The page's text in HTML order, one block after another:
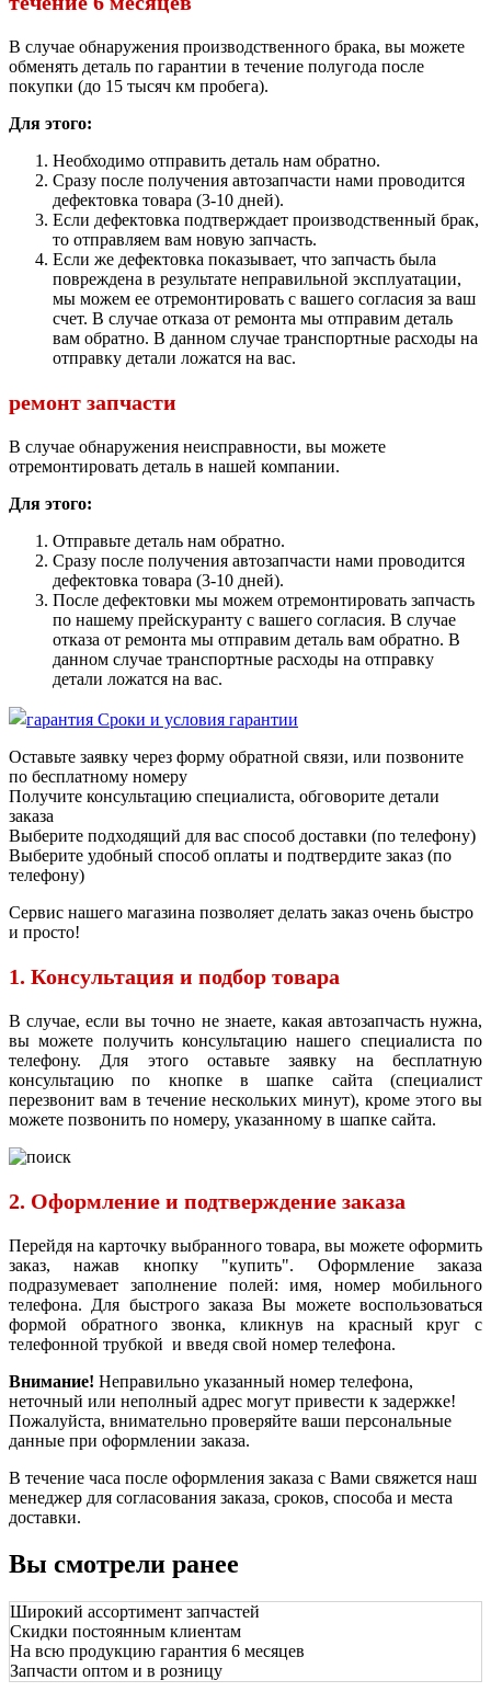
В случае обнаружения производственного брака, вы можете
обменять деталь по гарантии в течение полугода после
покупки (до 15 тысяч км пробега).
Для этого:
Необходимо отправить деталь нам обратно.
Сразу после получения автозапчасти нами проводится
дефектовка товара (3-10 дней).
Если дефектовка подтверждает производственный брак,
то отправляем вам новую запчасть.
Если же дефектовка показывает, что запчасть была
повреждена в результате неправильной эксплуатации,
мы можем ее отремонтировать с вашего согласия за ваш
счет. В случае отказа от ремонта мы отправим деталь
вам обратно. В данном случае транспортные расходы на
отправку детали ложатся на вас.
ремонт запчасти
В случае обнаружения неисправности, вы можете
отремонтировать деталь в нашей компании.
Для этого:
Отправьте деталь нам обратно.
Сразу после получения автозапчасти нами проводится
дефектовка товара (3-10 дней).
После дефектовки мы можем отремонтировать запчасть
по нашему прейскуранту с вашего согласия. В случае
отказа от ремонта мы отправим деталь вам обратно. В
данном случае транспортные расходы на отправку
детали ложатся на вас.
Сроки и условия гарантии
Оставьте заявку через форму обратной связи, или позвоните
по бесплатному номеру
Получите консультацию специалиста, обговорите детали
заказа
Выберите подходящий для вас способ доставки (по телефону)
Выберите удобный способ оплаты и подтвердите заказ (по
телефону)
Сервис нашего магазина позволяет делать заказ очень быстро
и просто!
1. Консультация и подбор товара
В случае, если вы точно не знаете, какая автозапчасть нужна,
вы можете получить консультацию нашего специалиста по
телефону. Для этого оставьте заявку на бесплатную
консультацию по кнопке в шапке сайта (специалист
перезвонит вам в течение нескольких минут), кроме этого вы
можете позвонить по номеру, указанному в шапке сайта.
2. Оформление и подтверждение заказа
Перейдя на карточку выбранного товара, вы можете оформить
заказ, нажав кнопку "купить". Оформление заказа
подразумевает заполнение полей: имя, номер мобильного
телефона. Для быстрого заказа Вы можете воспользоваться
формой обратного звонка, кликнув на красный круг с
телефонной трубкой и введя свой номер телефона.
Внимание! Неправильно указанный номер телефона,
неточный или неполный адрес могут привести к задержке!
Пожалуйста, внимательно проверяйте ваши персональные
данные при оформлении заказа.
В течение часа после оформления заказа с Вами свяжется наш
менеджер для согласования заказа, сроков, способа и места
доставки.
Вы смотрели ранее
Широкий ассортимент запчастей
Скидки постоянным клиентам
На всю продукцию гарантия 6 месяцев
Запчасти оптом и в розницу